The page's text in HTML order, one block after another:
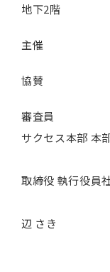
地下2階
主催 ：RPA
協賛 ：ソフ
審査員 ：ソ
サクセス本部 本
RPAテク
取締役 執行役員
株式会社
辺 さき
地域大